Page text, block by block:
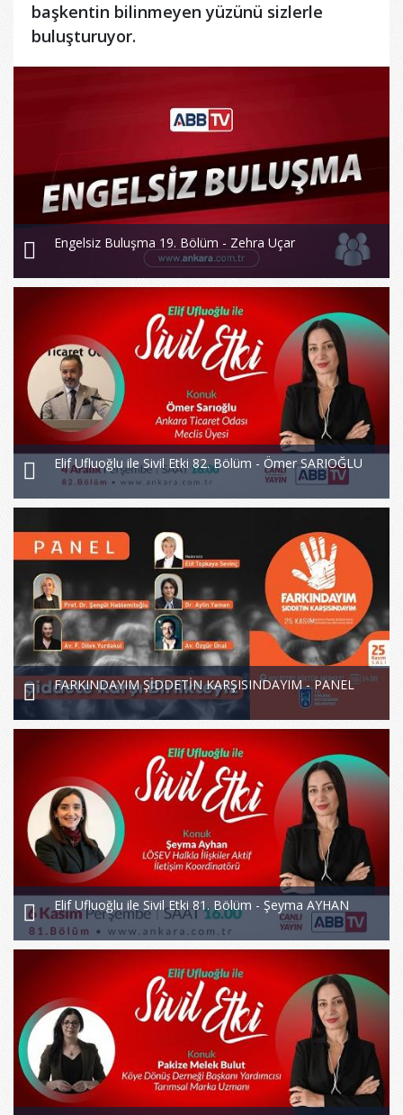
başkentin bilinmeyen yüzünü sizlerle
buluşturuyor.
Engelsiz Buluşma 19. Bölüm - Zehra Uçar
Elif Ufluoğlu ile Sivil Etki 82. Bölüm - Ömer SARIOĞLU
FARKINDAYIM ŞİDDETİN KARŞISINDAYIM - PANEL
Elif Ufluoğlu ile Sivil Etki 81. Bölüm - Şeyma AYHAN